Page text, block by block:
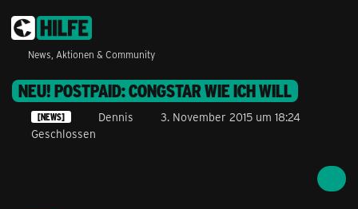
News, Aktionen & Community
NEU! POSTPAID: CONGSTAR WIE ICH WILL
[NEWS] Dennis
3. November 2015 um 18:24
Geschlossen